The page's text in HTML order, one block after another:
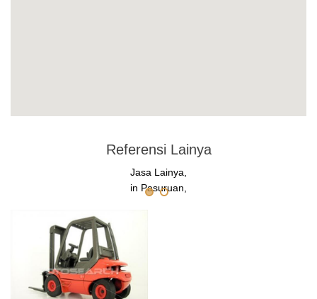
Referensi Lainya
Jasa Lainya,
in Pasuruan,